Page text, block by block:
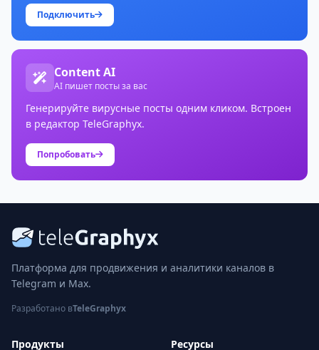
Подключить
Content AI
AI пишет посты за вас
Генерируйте вирусные посты одним кликом. Встроен
в редактор TeleGraphyx.
Попробовать
Платформа для продвижения и аналитики каналов в
Telegram и Max.
Разработано вTeleGraphyx
Продукты Ресурсы